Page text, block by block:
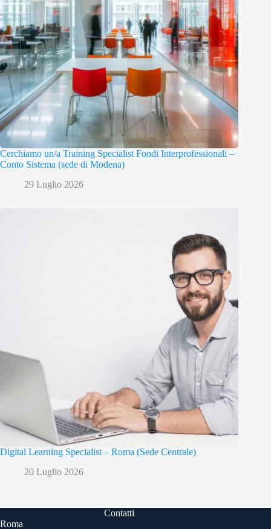
Cerchiamo un/a Training Specialist Fondi Interprofessionali –
Conto Sistema (sede di Modena)
29 Luglio 2026
Digital Learning Specialist – Roma (Sede Centrale)
20 Luglio 2026
Contatti
Roma